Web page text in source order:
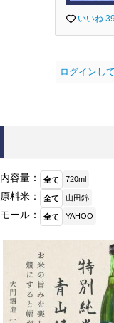
いいね
ログインし
内容量： 全て 720ml
原料米： 全て 山田錦
モール： 全て YAHOO